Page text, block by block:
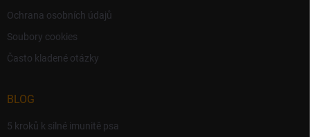
Ochrana osobních údajů
Soubory cookies
Často kladené otázky
BLOG
5 kroků k silné imunitě psa